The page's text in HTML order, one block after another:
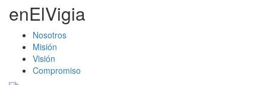
enElVigia
Nosotros
Misión
Visión
Compromiso